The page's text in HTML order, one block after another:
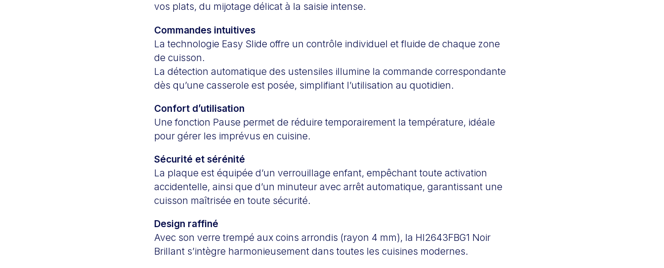
vos plats, du mijotage délicat à la saisie intense.
Commandes intuitives
La technologie Easy Slide offre un contrôle individuel et fluide de chaque zone
de cuisson.
La détection automatique des ustensiles illumine la commande correspondante
dès qu’une casserole est posée, simplifiant l’utilisation au quotidien.
Confort d’utilisation
Une fonction Pause permet de réduire temporairement la température, idéale
pour gérer les imprévus en cuisine.
Sécurité et sérénité
La plaque est équipée d’un verrouillage enfant, empêchant toute activation
accidentelle, ainsi que d’un minuteur avec arrêt automatique, garantissant une
cuisson maîtrisée en toute sécurité.
Design raffiné
Avec son verre trempé aux coins arrondis (rayon 4 mm), la HI2643FBG1 Noir
Brillant s’intègre harmonieusement dans toutes les cuisines modernes.